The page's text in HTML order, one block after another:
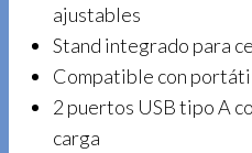
ajustables
Stand integrado para
Compatible con
2 puertos USB tipo A
carga